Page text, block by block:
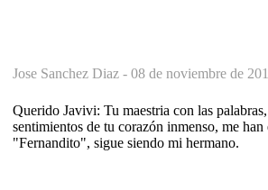
Jose Sanchez Diaz - 08 de noviembre de
Querido Javivi: Tu maestria con las
sentimientos de tu corazón inmenso, me
"Fernandito", sigue siendo mi hermano.